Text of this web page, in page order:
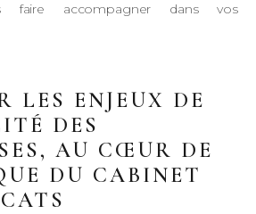
faire accompagner dans vos
LES ENJEUX DE
DES
AU CŒUR DE
DU CABINET